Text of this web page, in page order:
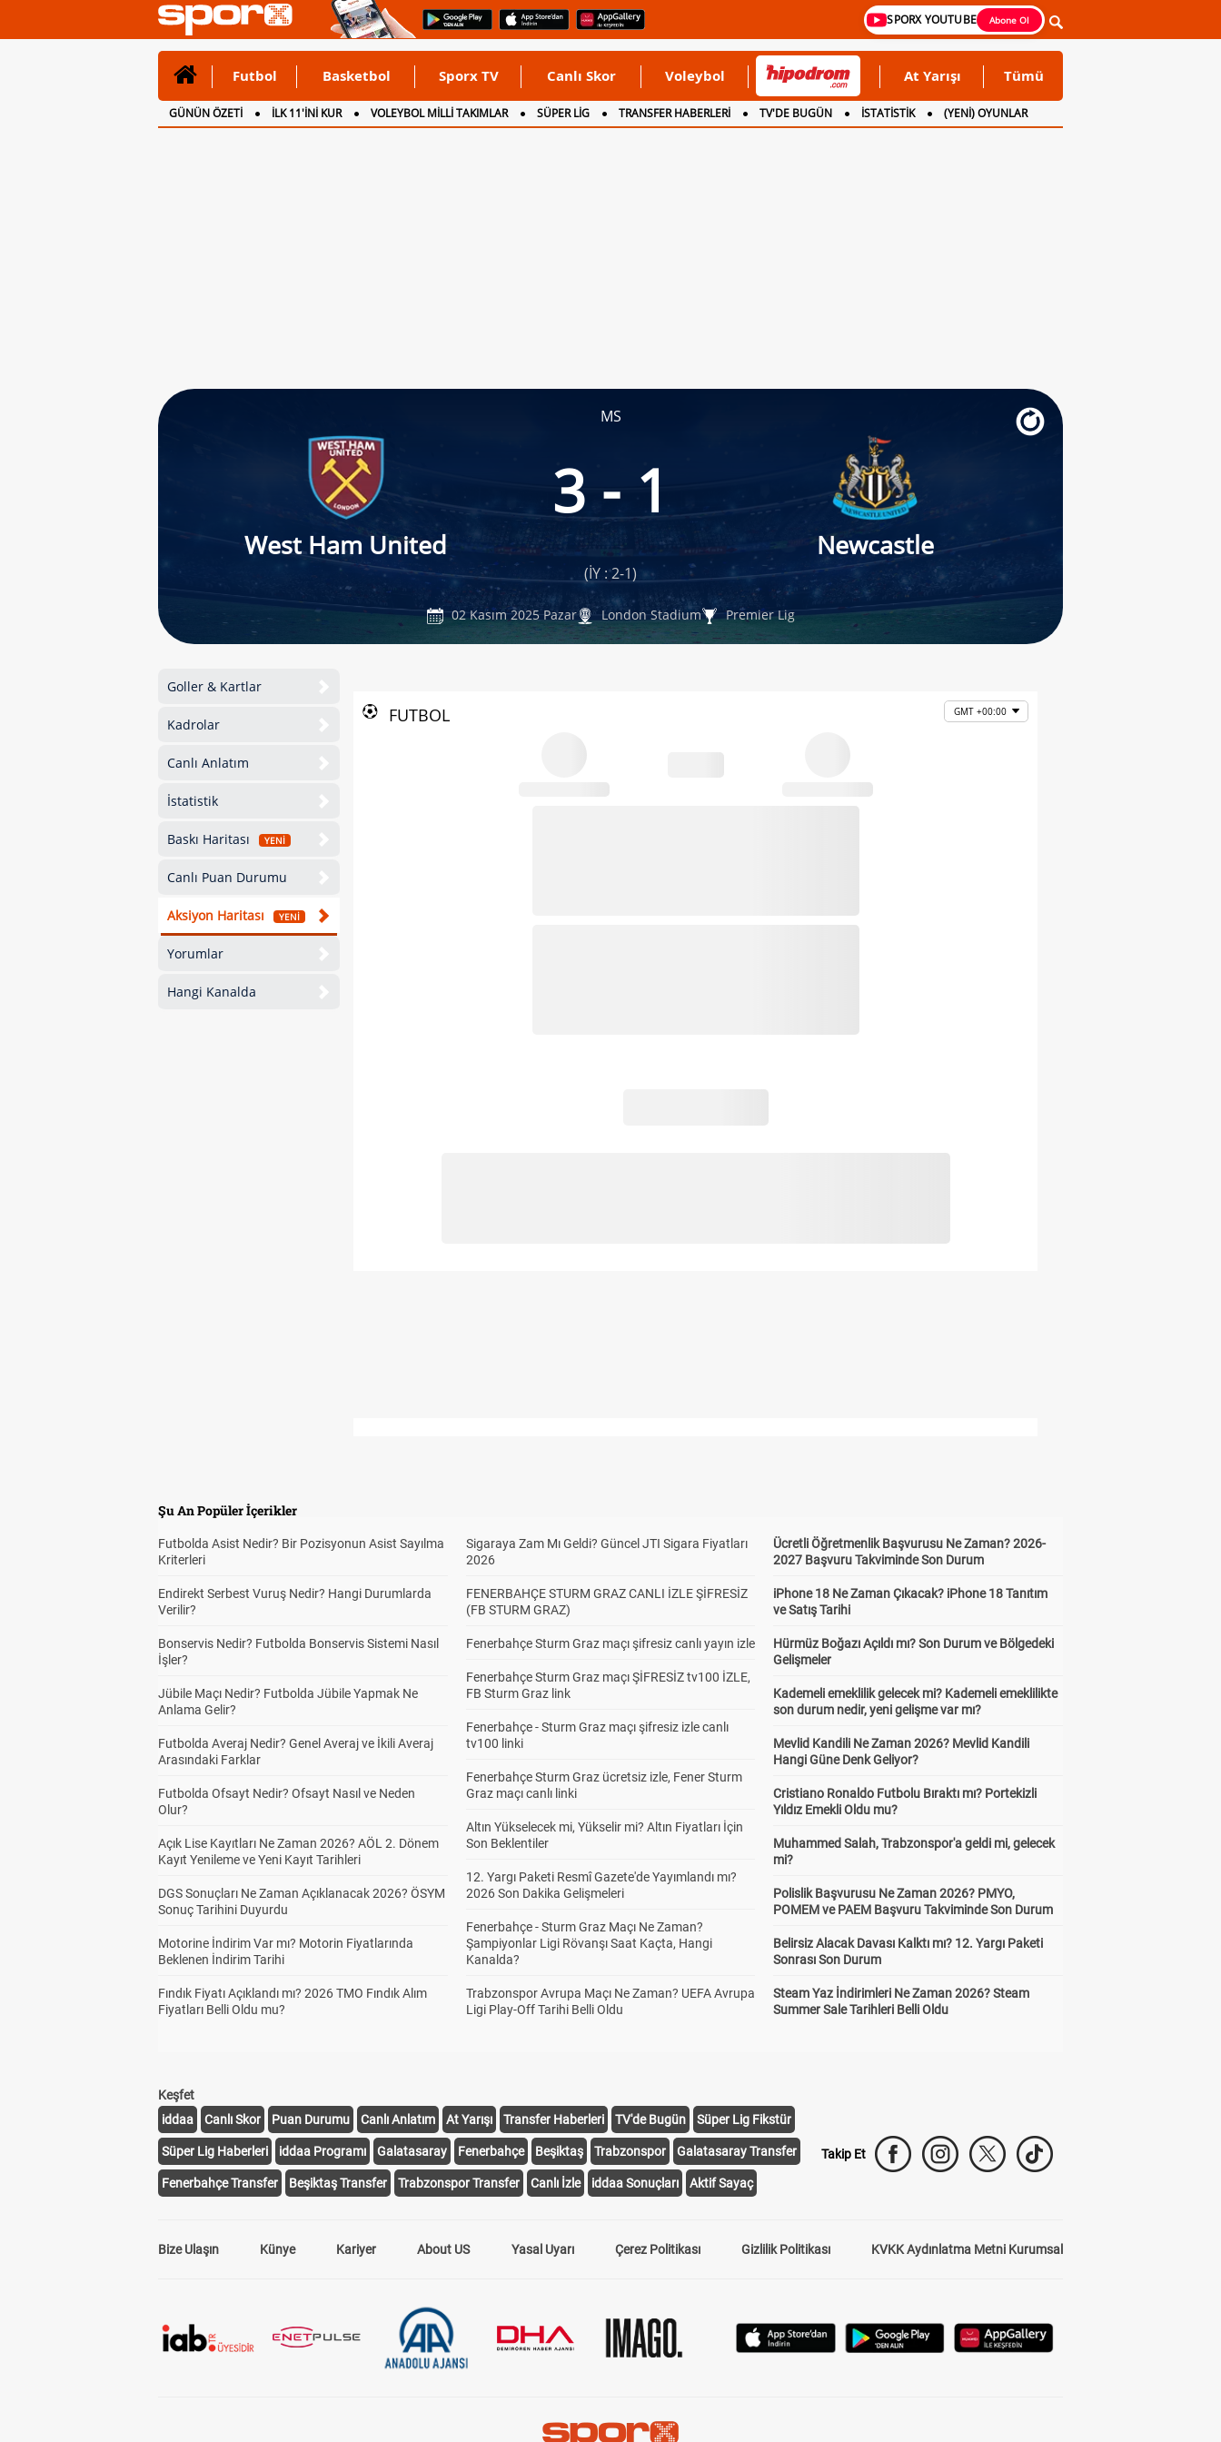
SPORX YOUTUBE Abone Ol
Futbol Basketbol Sporx TV Canlı Skor Voleybol At Yarışı Tümü
GÜNÜN ÖZETİ İLK 11'İNİ KUR VOLEYBOL MİLLİ TAKIMLAR SÜPER LİG TRANSFER HABERLERİ TV'DE BUGÜN İSTATİSTİK
(YENİ) OYUNLAR
CANLI ANLATIM
İNGİLTERE
MS
West Ham United
3 - 1
Newcastle
(İY : 2-1)
02 Kasım 2025 Pazar London Stadium Premier Lig
Goller & Kartlar
Kadrolar
Canlı Anlatım
İstatistik
Baskı Haritası YENİ
Canlı Puan Durumu
Aksiyon Haritası YENİ
Yorumlar
Hangi Kanalda
FUTBOL GMT +00:00
Şu An Popüler İçerikler
Futbolda Asist Nedir? Bir Pozisyonun Asist Sayılma
Kriterleri
Endirekt Serbest Vuruş Nedir? Hangi Durumlarda
Verilir?
Bonservis Nedir? Futbolda Bonservis Sistemi Nasıl
İşler?
Jübile Maçı Nedir? Futbolda Jübile Yapmak Ne
Anlama Gelir?
Futbolda Averaj Nedir? Genel Averaj ve İkili Averaj
Arasındaki Farklar
Futbolda Ofsayt Nedir? Ofsayt Nasıl ve Neden
Olur?
Açık Lise Kayıtları Ne Zaman 2026? AÖL 2. Dönem
Kayıt Yenileme ve Yeni Kayıt Tarihleri
DGS Sonuçları Ne Zaman Açıklanacak 2026? ÖSYM
Sonuç Tarihini Duyurdu
Motorine İndirim Var mı? Motorin Fiyatlarında
Beklenen İndirim Tarihi
Fındık Fiyatı Açıklandı mı? 2026 TMO Fındık Alım
Fiyatları Belli Oldu mu?
Sigaraya Zam Mı Geldi? Güncel JTI Sigara Fiyatları
2026
FENERBAHÇE STURM GRAZ CANLI İZLE ŞİFRESİZ
(FB STURM GRAZ)
Fenerbahçe Sturm Graz maçı şifresiz canlı yayın izle
Fenerbahçe Sturm Graz maçı ŞİFRESİZ tv100 İZLE,
FB Sturm Graz link
Fenerbahçe - Sturm Graz maçı şifresiz izle canlı
tv100 linki
Fenerbahçe Sturm Graz ücretsiz izle, Fener Sturm
Graz maçı canlı linki
Altın Yükselecek mi, Yükselir mi? Altın Fiyatları İçin
Son Beklentiler
12. Yargı Paketi Resmî Gazete'de Yayımlandı mı?
2026 Son Dakika Gelişmeleri
Fenerbahçe - Sturm Graz Maçı Ne Zaman?
Şampiyonlar Ligi Rövanşı Saat Kaçta, Hangi
Kanalda?
Trabzonspor Avrupa Maçı Ne Zaman? UEFA Avrupa
Ligi Play-Off Tarihi Belli Oldu
Ücretli Öğretmenlik Başvurusu Ne Zaman? 2026-
2027 Başvuru Takviminde Son Durum
iPhone 18 Ne Zaman Çıkacak? iPhone 18 Tanıtım
ve Satış Tarihi
Hürmüz Boğazı Açıldı mı? Son Durum ve Bölgedeki
Gelişmeler
Kademeli emeklilik gelecek mi? Kademeli emeklilikte
son durum nedir, yeni gelişme var mı?
Mevlid Kandili Ne Zaman 2026? Mevlid Kandili
Hangi Güne Denk Geliyor?
Cristiano Ronaldo Futbolu Bıraktı mı? Portekizli
Yıldız Emekli Oldu mu?
Muhammed Salah, Trabzonspor'a geldi mi, gelecek
mi?
Polislik Başvurusu Ne Zaman 2026? PMYO,
POMEM ve PAEM Başvuru Takviminde Son Durum
Belirsiz Alacak Davası Kalktı mı? 12. Yargı Paketi
Sonrası Son Durum
Steam Yaz İndirimleri Ne Zaman 2026? Steam
Summer Sale Tarihleri Belli Oldu
Keşfet
iddaa
Canlı Skor Puan Durumu Canlı Anlatım At Yarışı Transfer Haberleri TV'de Bugün Süper Lig Fikstür
Süper Lig Haberleri iddaa Programı Galatasaray Fenerbahçe Beşiktaş Trabzonspor Galatasaray Transfer
Fenerbahçe Transfer Beşiktaş Transfer Trabzonspor Transfer Canlı İzle iddaa Sonuçları Aktif Sayaç
Takip Et
Bize Ulaşın Künye Kariyer About US Yasal Uyarı Çerez Politikası Gizlilik Politikası KVKK Aydınlatma Metni Kurumsal